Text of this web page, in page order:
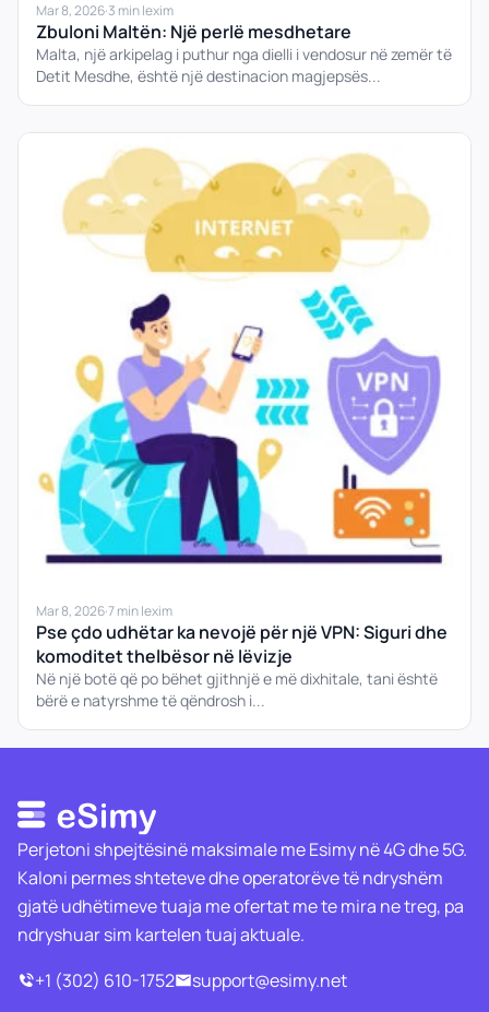
Mar 8, 2026·3 min lexim
Zbuloni Maltën: Një perlë mesdhetare
Malta, një arkipelag i puthur nga dielli i vendosur në zemër të
Detit Mesdhe, është një destinacion magjepsës...
Mar 8, 2026·7 min lexim
Pse çdo udhëtar ka nevojë për një VPN: Siguri dhe
komoditet thelbësor në lëvizje
Në një botë që po bëhet gjithnjë e më dixhitale, tani është
bërë e natyrshme të qëndrosh i...
Perjetoni shpejtësinë maksimale me Esimy në 4G dhe 5G.
Kaloni permes shteteve dhe operatorëve të ndryshëm
gjatë udhëtimeve tuaja me ofertat me te mira ne treg, pa
ndryshuar sim kartelen tuaj aktuale.
+1 (302) 610-1752
support@esimy.net